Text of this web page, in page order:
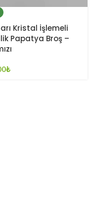
Kristal İşlemeli
Papatya Broş –
₺